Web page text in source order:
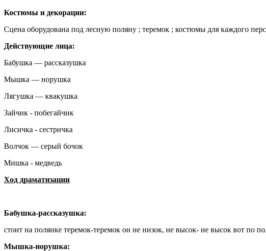
Костюмы и декорации:
Сцена оборудована под лесную поляну ; теремок ; костюмы для каждого
Действующие лица:
Бабушка — рассказушка
Мышка — норушка
Лягушка — квакушка
Зайчик - побегайчик
Лисичка - сестричка
Волчок — серый бочок
Мишка - медведь
Ход драматизации
Бабушка-рассказушка:
стоит на полянке теремок-теремок он не низок, не высок- не высок вот по
Мышка-норушка: